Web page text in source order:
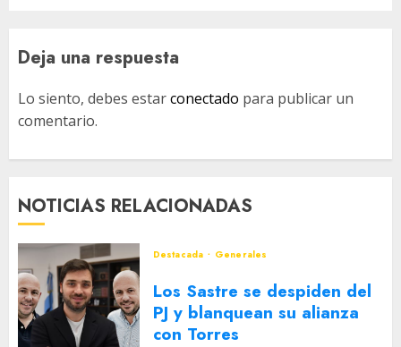
Deja una respuesta
Lo siento, debes estarconectado para publicar un
comentario.
NOTICIAS RELACIONADAS
Destacada Generales
Los Sastre se despiden del
PJ y blanquean su alianza
con Torres